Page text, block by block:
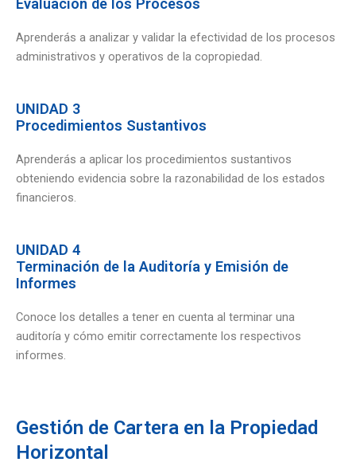
Aprenderás a analizar y validar la efectividad de los procesos
administrativos y operativos de la copropiedad.
UNIDAD 3
Procedimientos Sustantivos
Aprenderás a aplicar los procedimientos sustantivos
obteniendo evidencia sobre la razonabilidad de los estados
financieros.
UNIDAD 4
Terminación de la Auditoría y Emisión de
Informes
Conoce los detalles a tener en cuenta al terminar una
auditoría y cómo emitir correctamente los respectivos
informes.
Gestión de Cartera en la Propiedad
Horizontal